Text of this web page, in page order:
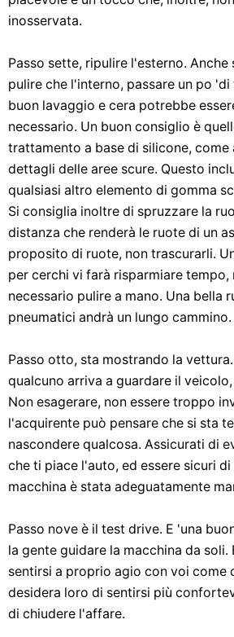
inosservata.
Passo sette, ripulire l'esterno. Anche
pulire che l'interno, passare un po 'di
buon lavaggio e cera potrebbe
necessario. Un buon consiglio è
trattamento a base di silicone,
dettagli delle aree scure. Questo
qualsiasi altro elemento di gomma
Si consiglia inoltre di spruzzare la
distanza che renderà le ruote di un
proposito di ruote, non trascurarli.
per cerchi vi farà risparmiare tempo,
necessario pulire a mano. Una bella
pneumatici andrà un lungo cammino.
Passo otto, sta mostrando la
qualcuno arriva a guardare il
Non esagerare, non essere troppo
l'acquirente può pensare che si sta
nascondere qualcosa. Assicurati di
che ti piace l'auto, ed essere sicuri
macchina è stata adeguatamente
Passo nove è il test drive. E 'una
la gente guidare la macchina da soli.
sentirsi a proprio agio con voi come
desidera loro di sentirsi più
di chiudere l'affare.